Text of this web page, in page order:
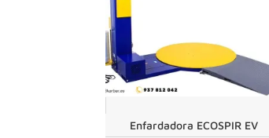
Enfardadora ECOSPIR EV